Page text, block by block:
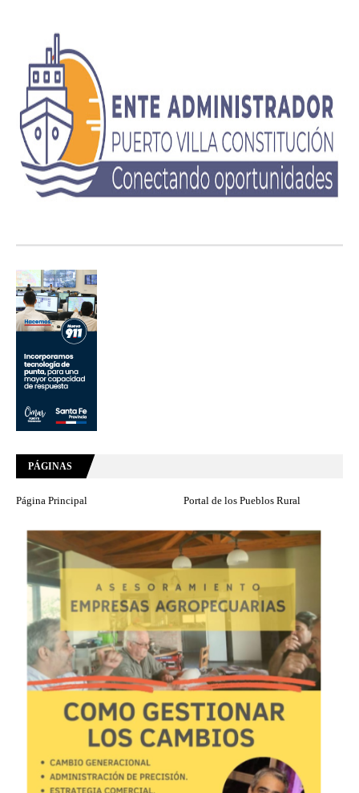
PÁGINAS
Página Principal Portal de los Pueblos Rural